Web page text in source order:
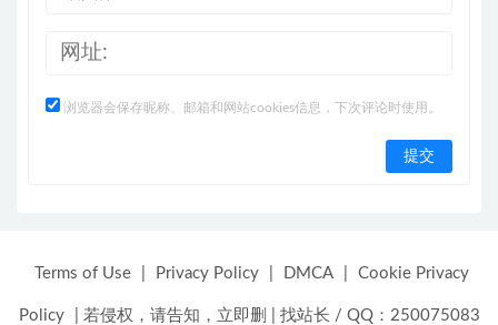
浏览器会保存昵称、邮箱和网站cookies信息，下次评论时使用。
Terms of Use Privacy Policy DMCA Cookie Privacy
Policy 若侵权，请告知，立即删 找站长 / QQ：250075083